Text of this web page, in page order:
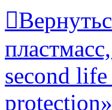
second
protection»